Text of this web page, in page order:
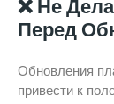
❌ Не
Перед
Обновления
привести к